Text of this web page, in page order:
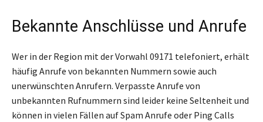
Bekannte Anschlüsse und Anrufe
Wer in der Region mit der Vorwahl 09171 telefoniert, erhält
häufig Anrufe von bekannten Nummern sowie auch
unerwünschten Anrufern. Verpasste Anrufe von
unbekannten Rufnummern sind leider keine Seltenheit und
können in vielen Fällen auf Spam Anrufe oder Ping Calls